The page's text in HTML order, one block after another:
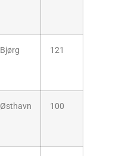
Bjørg 121
Østhavn 100